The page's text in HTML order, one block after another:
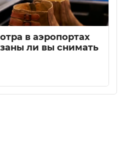
в аэропортах
ли вы снимать